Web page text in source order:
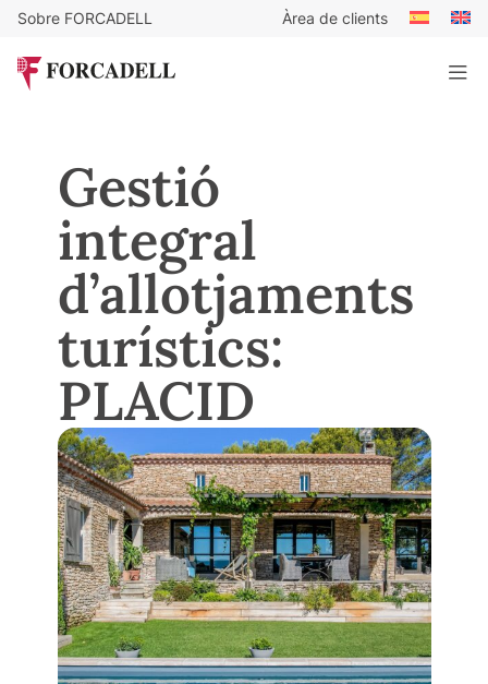
Sobre FORCADELL Àrea de clients
Gestió
integral
d’allotjaments
turístics:
PLACID